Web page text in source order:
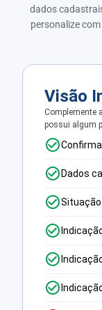
dados
personalize
Visão
Complemente
possui algum
Dados
Situação